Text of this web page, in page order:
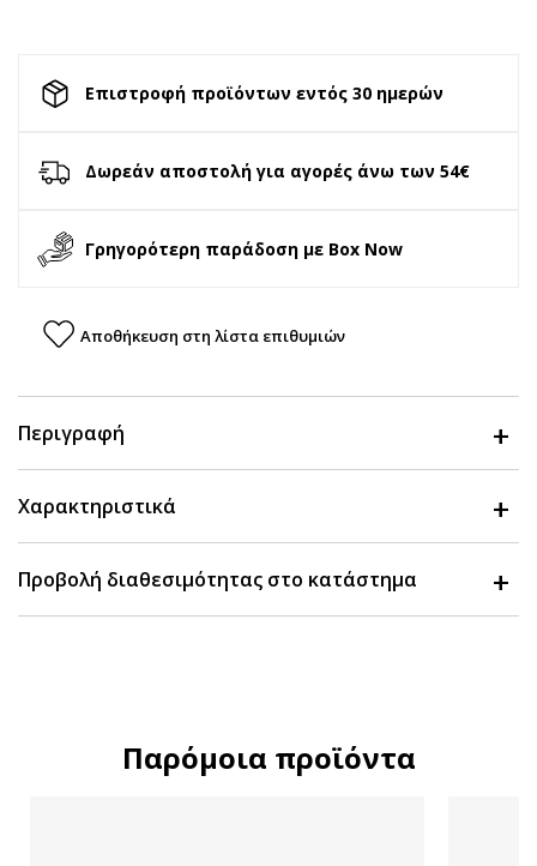
Επιστροφή προϊόντων εντός 30 ημερών
Δωρεάν αποστολή για αγορές άνω των 54€
Γρηγορότερη παράδοση με Box Now
Αποθήκευση στη λίστα επιθυμιών
Περιγραφή
Χαρακτηριστικά
Προβολή διαθεσιμότητας στο κατάστημα
Παρόμοια προϊόντα